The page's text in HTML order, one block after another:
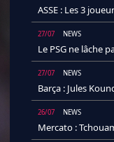
ASSE : Les 3
27/07 NEWS
Le PSG ne lâche
27/07 NEWS
Barça : Jules
26/07 NEWS
Mercato :